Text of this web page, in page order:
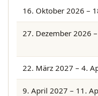
16. Oktober 2026 –
27. Dezember 2026
22. März 2027 – 4.
9. April 2027 – 11.